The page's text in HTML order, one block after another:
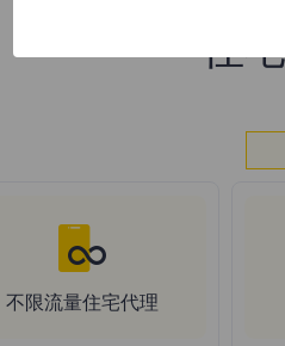
住
不限流量住宅代理